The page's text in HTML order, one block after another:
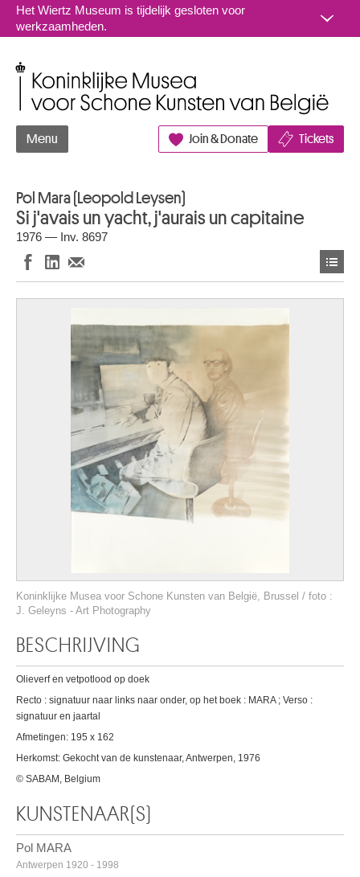
Naar inhoud
Het Wiertz Museum is tijdelijk gesloten voor
werkzaamheden.
Menu Join & Donate Tickets
Pol Mara (Leopold Leysen)
Si j'avais un yacht, j'aurais un capitaine
1976 — Inv. 8697
Koninklijke Musea voor Schone Kunsten van België, Brussel / foto :
J. Geleyns - Art Photography
BESCHRIJVING
Olieverf en vetpotlood op doek
Recto : signatuur naar links naar onder, op het boek : MARA ; Verso :
signatuur en jaartal
Afmetingen: 195 x 162
Herkomst: Gekocht van de kunstenaar, Antwerpen, 1976
© SABAM, Belgium
KUNSTENAAR(S)
Pol MARA
Antwerpen 1920 - 1998